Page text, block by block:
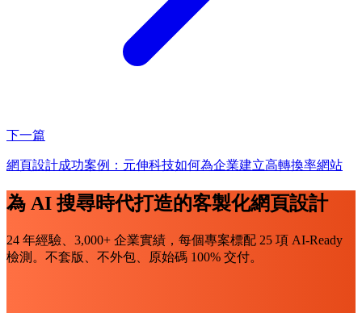
下一篇
網頁設計成功案例：元伸科技如何為企業建立高轉換率網站
為 AI 搜尋時代打造的客製化網頁設計
24 年經驗、3,000+ 企業實績，每個專案標配 25 項 AI-Ready
檢測。不套版、不外包、原始碼 100% 交付。